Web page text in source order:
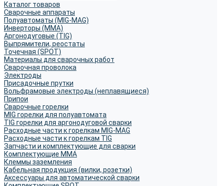
Каталог товаров
Сварочные аппараты
Полуавтоматы (MIG-MAG)
Инверторы (MMA)
Аргонодуговые (TIG)
Выпрямители, реостаты
Точечная (SPOT)
Материалы для сварочных работ
Сварочная проволока
Электроды
Присадочные прутки
Вольфрамовые электроды (неплавящиеся)
Припои
Сварочные горелки
MIG горелки для полуавтомата
TIG горелки для аргонодуговой сварки
Расходные части к горелкам MIG-MAG
Расходные части к горелкам TIG
Запчасти и комплектующие для сварки
Комплектующие ММА
Клеммы заземления
Кабельная продукция (вилки, розетки)
Аксессуары для автоматической сварки